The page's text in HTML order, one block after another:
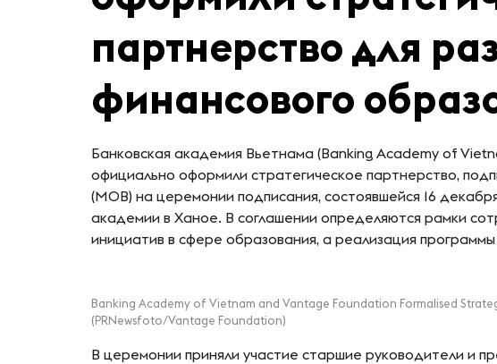
партнерство для
финансового
Банковская академия Вьетнама (Banking Academy of
официально оформили стратегическое партнерство,
(МОВ) на церемонии подписания, состоявшейся 16
академии в Ханое. В соглашении определяются рамки
инициатив в сфере образования, а реализация
Banking Academy of Vietnam and Vantage Foundation Formalised
(PRNewsfoto/Vantage Foundation)
В церемонии приняли участие старшие руководители и